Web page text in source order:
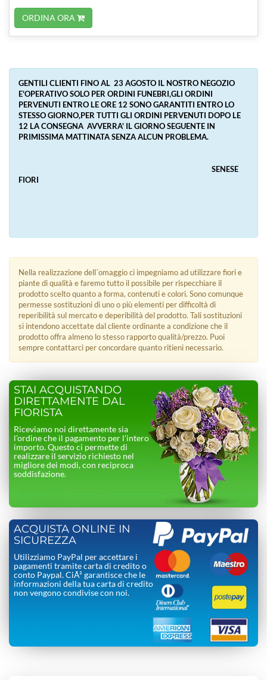
ORDINA ORA
GENTILI CLIENTI FINO AL 23 AGOSTO IL NOSTRO NEGOZIO
E'OPERATIVO SOLO PER ORDINI FUNEBRI,GLI ORDINI
PERVENUTI ENTRO LE ORE 12 SONO GARANTITI ENTRO LO
STESSO GIORNO,PER TUTTI GLI ORDINI PERVENUTI DOPO LE
12 LA CONSEGNA AVVERRA' IL GIORNO SEGUENTE IN
PRIMISSIMA MATTINATA SENZA ALCUN PROBLEMA.
SENESE
FIORI
Nella realizzazione dell´omaggio ci impegniamo ad utilizzare fiori e
piante di qualità e faremo tutto il possibile per rispecchiare il
prodotto scelto quanto a forma, contenuti e colori. Sono comunque
permesse sostituzioni di uno o più elementi per difficoltà di
reperibilità sul mercato e deperibilità del prodotto. Tali sostituzioni
si intendono accettate dal cliente ordinante a condizione che il
prodotto offra almeno lo stesso rapporto qualità/prezzo. Puoi
sempre contattarci per concordare quanto ritieni necessario.
STAI ACQUISTANDO
DIRETTAMENTE DAL
FIORISTA
Riceviamo noi direttamente sia
l’ordine che il pagamento per l’intero
importo. Questo ci permette di
realizzare il servizio richiesto nel
migliore dei modi, con reciproca
soddisfazione.
ACQUISTA ONLINE IN
SICUREZZA
Utilizziamo PayPal per accettare i
pagamenti tramite carta di credito o
conto Paypal. CiÃ² garantisce che le
informazioni della tua carta di credito
non vengono condivise con noi.